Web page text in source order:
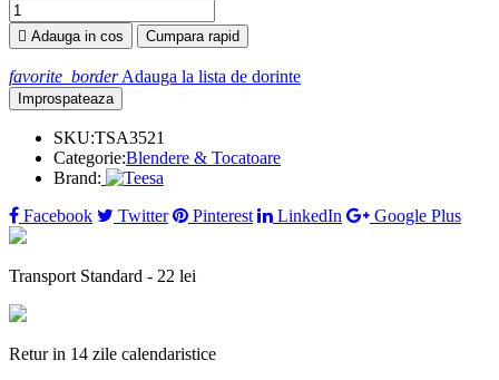
 Adauga in cos Cumpara rapid
favorite_border Adauga la lista de dorinte
SKU:TSA3521
Categorie:Blendere & Tocatoare
Brand:
Facebook
Twitter Pinterest LinkedIn Google Plus
Transport Standard - 22 lei
Retur in 14 zile calendaristice